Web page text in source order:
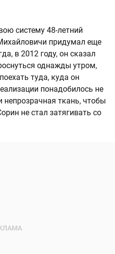
систему 48-летний
придумал еще
в 2012 году, он сказал
однажды утром,
туда, куда он
понадобилось не
непрозрачная ткань, чтобы
не стал затягивать со